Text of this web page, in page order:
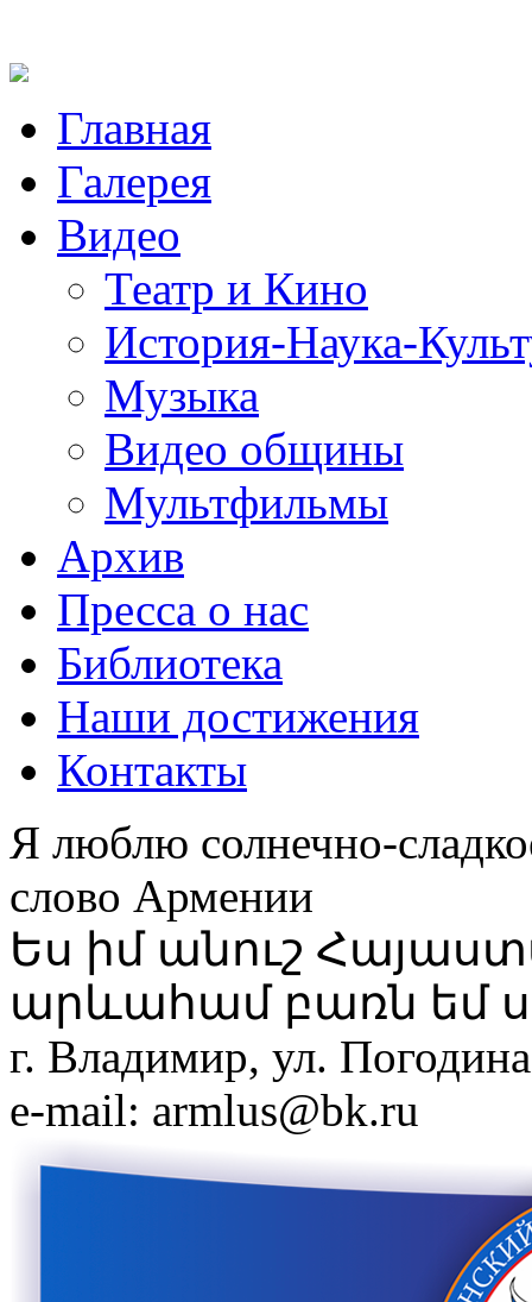
Главная
Галерея
Видео
Театр и Кино
История-Наука-
Музыка
Видео общины
Мультфильмы
Архив
Пресса о нас
Библиотека
Наши достижения
Контакты
Я люблю солнечно-
слово Армении
Ես իմ անուշ
արևահամ բառն եմ
г. Владимир, ул.
e-mail: armlus@bk.ru